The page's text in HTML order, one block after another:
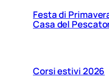
Festa di
Casa del
Corsi estivi 2026